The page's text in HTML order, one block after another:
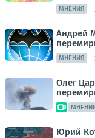
МНЕНИЯ
Андрей
МНЕНИЯ
Олег
Юрий